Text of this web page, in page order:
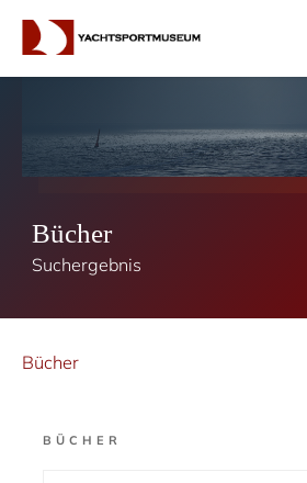
Bücher
Suchergebnis
Bücher
BÜCHER